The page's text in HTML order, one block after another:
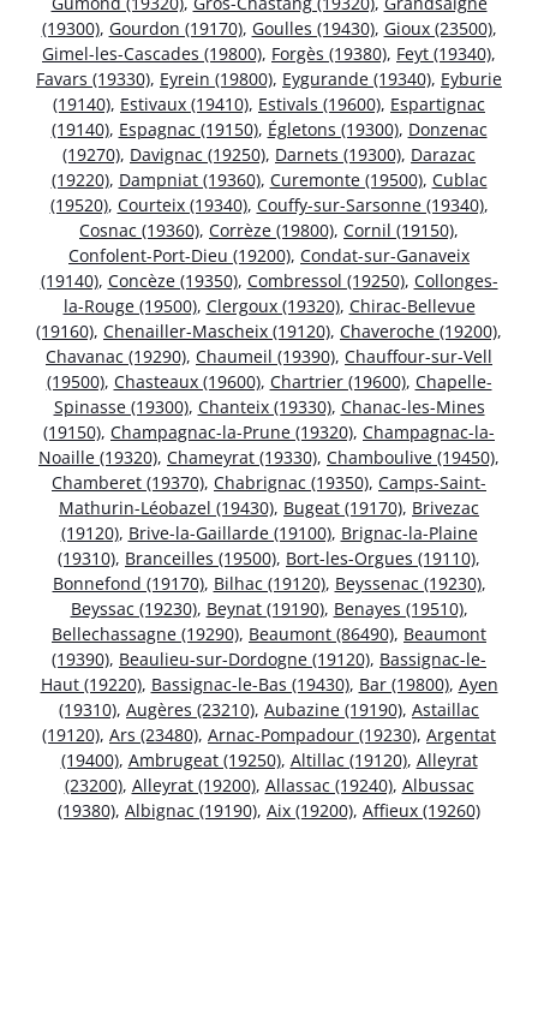
(19300), Gourdon (19170), Goulles (19430), Gioux (23500),
Gimel-les-Cascades (19800), Forgès (19380), Feyt (19340),
Favars (19330), Eyrein (19800), Eygurande (19340), Eyburie
(19140), Estivaux (19410), Estivals (19600), Espartignac
(19140), Espagnac (19150), Égletons (19300), Donzenac
(19270), Davignac (19250), Darnets (19300), Darazac
(19220), Dampniat (19360), Curemonte (19500), Cublac
(19520), Courteix (19340), Couffy-sur-Sarsonne (19340),
Cosnac (19360), Corrèze (19800), Cornil (19150),
Confolent-Port-Dieu (19200), Condat-sur-Ganaveix
(19140), Concèze (19350), Combressol (19250), Collonges-
la-Rouge (19500), Clergoux (19320), Chirac-Bellevue
(19160), Chenailler-Mascheix (19120), Chaveroche (19200),
Chavanac (19290), Chaumeil (19390), Chauffour-sur-Vell
(19500), Chasteaux (19600), Chartrier (19600), Chapelle-
Spinasse (19300), Chanteix (19330), Chanac-les-Mines
(19150), Champagnac-la-Prune (19320), Champagnac-la-
Noaille (19320), Chameyrat (19330), Chamboulive (19450),
Chamberet (19370), Chabrignac (19350), Camps-Saint-
Mathurin-Léobazel (19430), Bugeat (19170), Brivezac
(19120), Brive-la-Gaillarde (19100), Brignac-la-Plaine
(19310), Branceilles (19500), Bort-les-Orgues (19110),
Bonnefond (19170), Bilhac (19120), Beyssenac (19230),
Beyssac (19230), Beynat (19190), Benayes (19510),
Bellechassagne (19290), Beaumont (86490), Beaumont
(19390), Beaulieu-sur-Dordogne (19120), Bassignac-le-
Haut (19220), Bassignac-le-Bas (19430), Bar (19800), Ayen
(19310), Augères (23210), Aubazine (19190), Astaillac
(19120), Ars (23480), Arnac-Pompadour (19230), Argentat
(19400), Ambrugeat (19250), Altillac (19120), Alleyrat
(23200), Alleyrat (19200), Allassac (19240), Albussac
(19380), Albignac (19190), Aix (19200), Affieux (19260)